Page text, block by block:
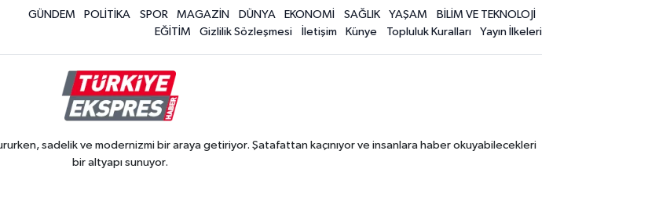
GÜNDEM POLİTİKA SPOR MAGAZİN DÜNYA EKONOMİ SAĞLIK YAŞAM
BİLİM VE TEKNOLOJİ
EĞİTİM
Gizlilik Sözleşmesi İletişim Künye Topluluk Kuralları Yayın İlkeleri
sadelik ve modernizmi bir araya getiriyor. Şatafattan kaçınıyor ve insanlara haber okuyabilecekleri
bir altyapı sunuyor.